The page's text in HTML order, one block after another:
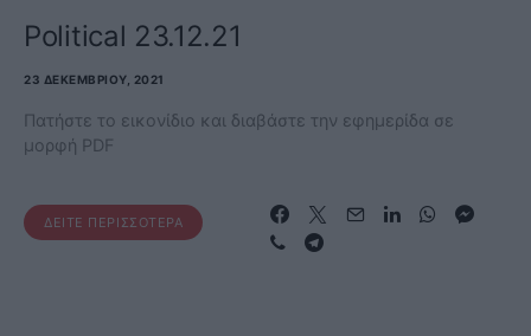
Political 23.12.21
23 ΔΕΚΕΜΒΡΊΟΥ, 2021
Πατήστε το εικονίδιο και διαβάστε την εφημερίδα σε
μορφή PDF
ΔΕΊΤΕ ΠΕΡΙΣΣΌΤΕΡΑ